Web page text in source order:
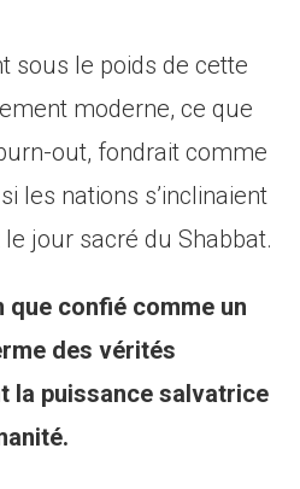
sous le poids de cette
moderne, ce que
out, fondrait comme
les nations s’inclinaient
jour sacré du Shabbat.
que confié comme un
des vérités
la puissance salvatrice